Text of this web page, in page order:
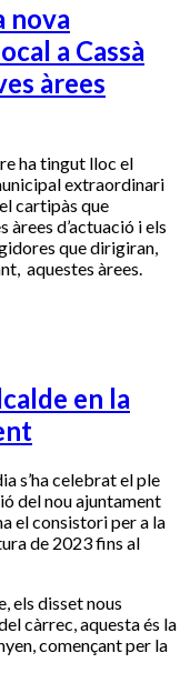
nova
a Cassà
àrees
ha tingut lloc el
extraordinari
cartipàs que
àrees d’actuació i els
que dirigiran,
aquestes àrees.
en la
s’ha celebrat el ple
del nou ajuntament
el consistori per a la
de 2023 fins al
els disset nous
càrrec, aquesta és la
començant per la